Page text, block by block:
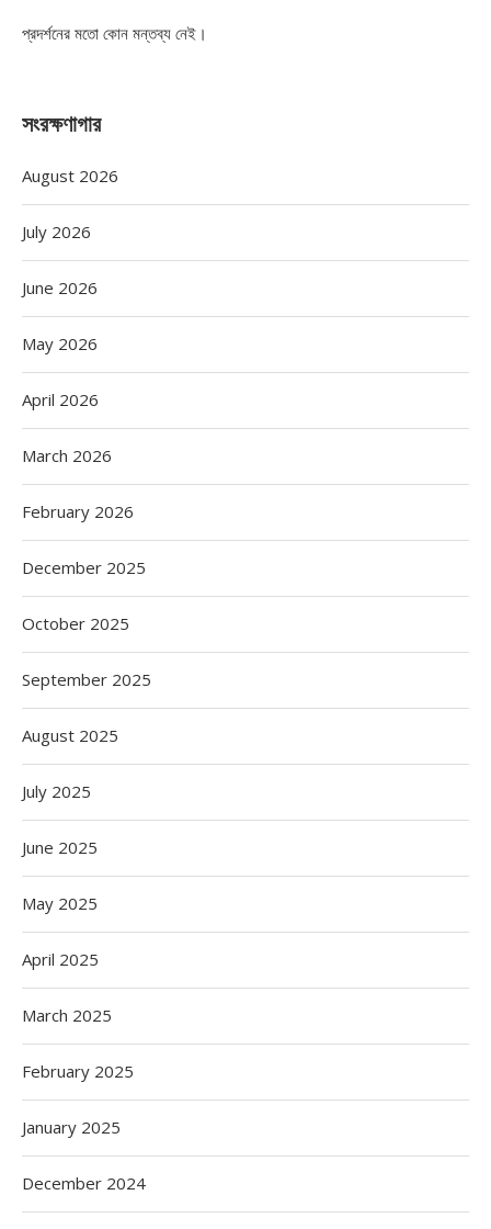
প্রদর্শনের মতো কোন মন্তব্য নেই।
সংরক্ষণাগার
August 2026
July 2026
June 2026
May 2026
April 2026
March 2026
February 2026
December 2025
October 2025
September 2025
August 2025
July 2025
June 2025
May 2025
April 2025
March 2025
February 2025
January 2025
December 2024